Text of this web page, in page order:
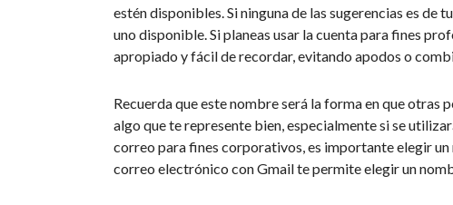
estén disponibles. Si ninguna de las sugerencias es
uno disponible. Si planeas usar la cuenta para fines
apropiado y fácil de recordar, evitando apodos o
Recuerda que este nombre será la forma en que otras
algo que te represente bien, especialmente si se
correo para fines corporativos, es importante elegir
correo electrónico con Gmail te permite elegir un